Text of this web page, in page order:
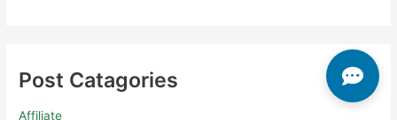
Post Catagories
Affiliate